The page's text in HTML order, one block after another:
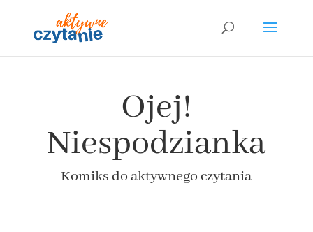
Ojej!
Niespodzianka
Komiks do aktywnego czytania